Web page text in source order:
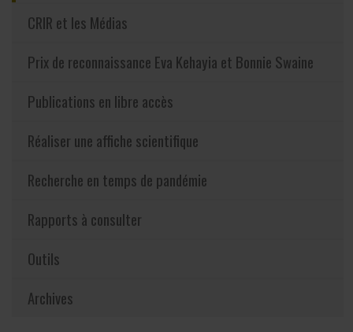
CRIR et les Médias
Prix de reconnaissance Eva Kehayia et Bonnie Swaine
Publications en libre accès
Réaliser une affiche scientifique
Recherche en temps de pandémie
Rapports à consulter
Outils
Archives